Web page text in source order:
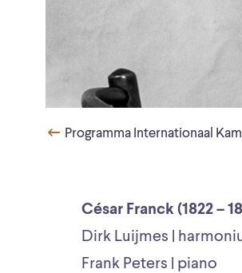
Programma Internationaal
César Franck (1822 –
Dirk Luijmes |
Frank Peters | piano